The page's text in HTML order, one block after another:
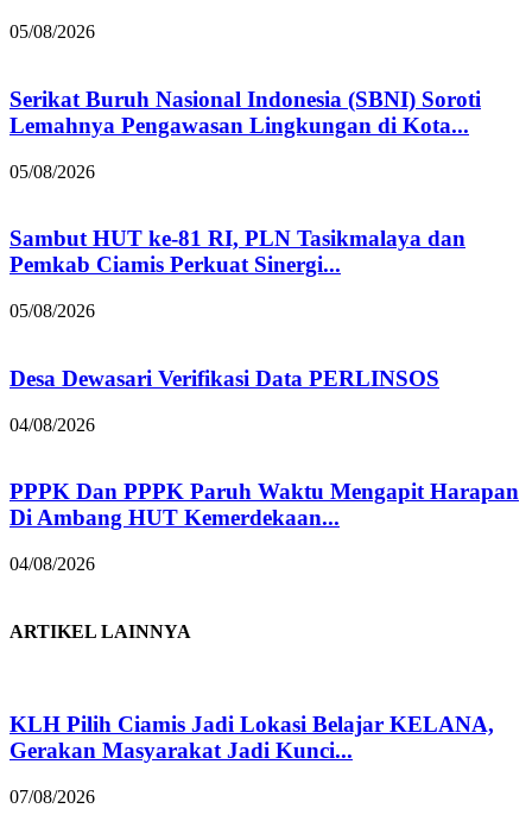
05/08/2026
Serikat Buruh Nasional Indonesia (SBNI) Soroti
Lemahnya Pengawasan Lingkungan di Kota...
05/08/2026
Sambut HUT ke-81 RI, PLN Tasikmalaya dan
Pemkab Ciamis Perkuat Sinergi...
05/08/2026
Desa Dewasari Verifikasi Data PERLINSOS
04/08/2026
PPPK Dan PPPK Paruh Waktu Mengapit Harapan
Di Ambang HUT Kemerdekaan...
04/08/2026
ARTIKEL LAINNYA
KLH Pilih Ciamis Jadi Lokasi Belajar KELANA,
Gerakan Masyarakat Jadi Kunci...
07/08/2026